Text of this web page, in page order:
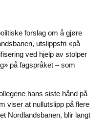
forslag om å gjøre
utslippsfri «på
ved hjelp av stolper
på fagspråket – som
hans siste hånd på
viser at nullutslipp på flere
Nordlandsbanen, blir langt